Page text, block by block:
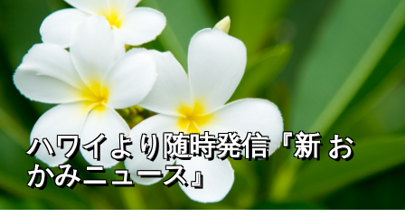
ハワイより随時発信『新 お
かみニュース』